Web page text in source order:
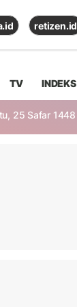
retizen.id
TV INDEKS
25 Safar 1448